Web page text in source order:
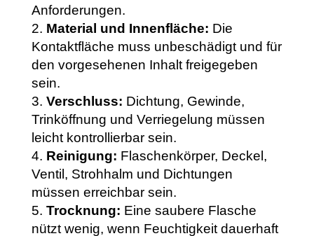
Anforderungen.
Material und Innenfläche: Die
Kontaktfläche muss unbeschädigt und für
den vorgesehenen Inhalt freigegeben
sein.
Verschluss: Dichtung, Gewinde,
Trinköffnung und Verriegelung müssen
leicht kontrollierbar sein.
Reinigung: Flaschenkörper, Deckel,
Ventil, Strohhalm und Dichtungen
müssen erreichbar sein.
Trocknung: Eine saubere Flasche
nützt wenig, wenn Feuchtigkeit dauerhaft